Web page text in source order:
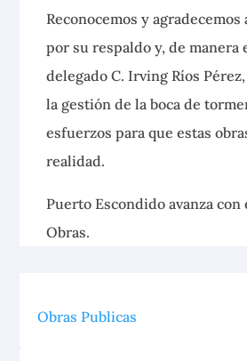
Reconocemos y
por su respaldo y, de manera
delegado C. Irving Ríos
la gestión de la boca de
esfuerzos para que estas
realidad.
Puerto Escondido avanza
Obras.
Obras Publicas